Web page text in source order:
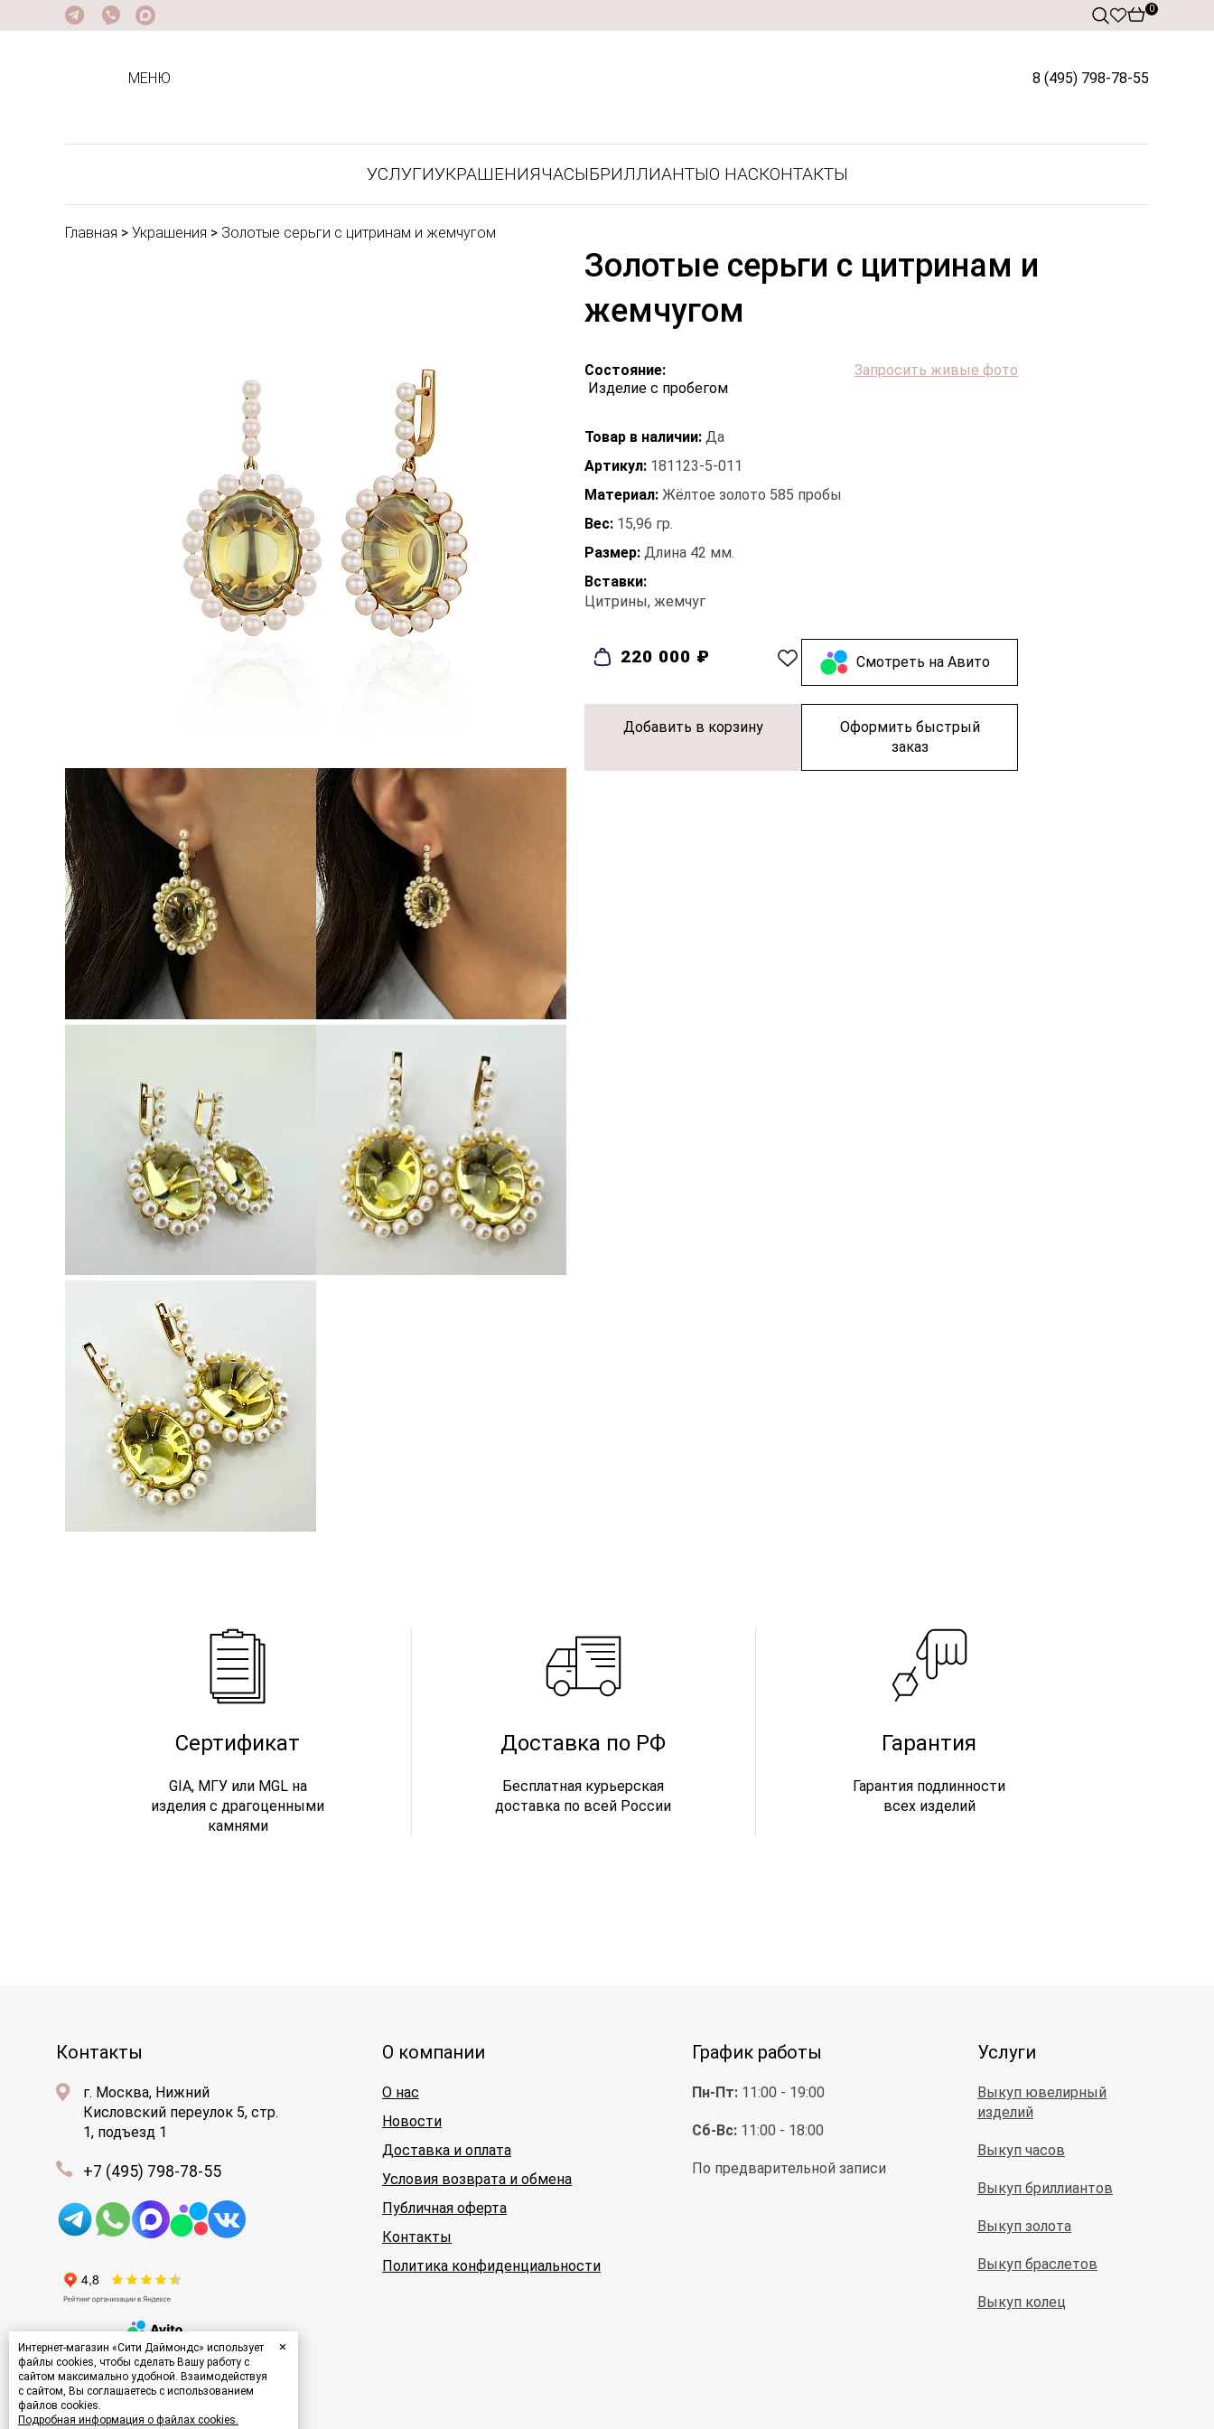
×
Интернет-магазин «Сити Даймондс» использует
файлы cookies, чтобы сделать Вашу работу с
сайтом максимально удобной. Взаимодействуя
с сайтом, Вы соглашаетесь с использованием
файлов cookies.
Подробная информация о файлах cookies.
0
МЕНЮ 8 (495) 798-78-55
УСЛУГИУКРАШЕНИЯЧАСЫБРИЛЛИАНТЫО НАСКОНТАКТЫ
Главная > Украшения > Золотые серьги с цитринам и жемчугом
Золотые серьги с цитринам и
жемчугом
Состояние:
Изделие с пробегом
Запросить живые фото
Товар в наличии: Да
Артикул: 181123-5-011
Материал: Жёлтое золото 585 пробы
Вес: 15,96 гр.
Размер: Длина 42 мм.
Вставки:
Цитрины, жемчуг
220 000 ₽ Cмотреть на Авито
Добавить в корзину
Оформить быстрый
заказ
Сертификат
GIA, МГУ или MGL на
изделия с драгоценными
камнями
Доставка по РФ
Бесплатная курьерская
доставка по всей России
Гарантия
Гарантия подлинности
всех изделий
Контакты
г. Москва, Нижний
Кисловский переулок 5, стр.
1, подъезд 1
+7 (495) 798-78-55
О компании
О нас
Новости
Доставка и оплата
Условия возврата и обмена
Публичная оферта
Контакты
Политика конфиденциальности
График работы
Пн-Пт: 11:00 - 19:00
Сб-Вс: 11:00 - 18:00
По предварительной записи
Услуги
Выкуп ювелирный
изделий
Выкуп часов
Выкуп бриллиантов
Выкуп золота
Выкуп браслетов
Выкуп колец